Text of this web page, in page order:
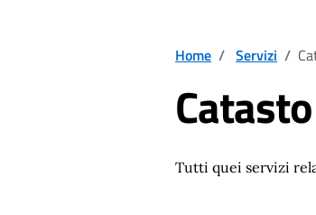
Home / Servizi /
Tutti quei servizi